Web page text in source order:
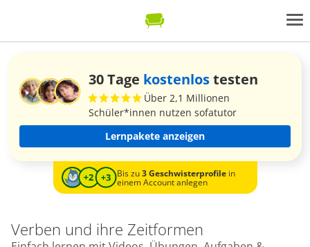
30 Tage kostenlostesten
Über 2,1 Millionen
Schüler*innen nutzen sofatutor
Lernpakete anzeigen
Bis zu3 Geschwisterprofilein
einem Account anlegen
Verben und ihre Zeitformen